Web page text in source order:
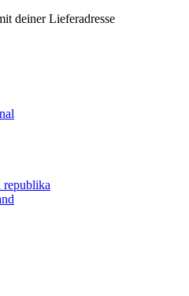
deiner Lieferadresse
republika